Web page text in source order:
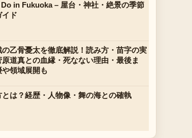
in Fukuoka – 屋台・神社・絶景の季節
イド
の乙骨憂太を徹底解説！読み方・苗字の実
道真との血縁・死なない理由・最後ま
領域展開も
とは？経歴・人物像・舞の海との確執